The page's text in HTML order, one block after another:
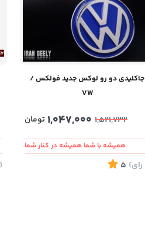
جاکلیدی دو رو لوکس جدید فولکس /
VW
1,521,732
1,047,000تومان
همیشه با شما همیشه در کنار شما
رای)
5
(7